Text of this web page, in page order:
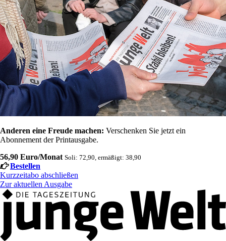
Anderen eine Freude machen: Verschenken Sie jetzt ein
Abonnement der Printausgabe.
56,90 Euro/Monat Soli: 72,90, ermäßigt: 38,90
Bestellen
Kurzzeitabo abschließen
Zur aktuellen Ausgabe